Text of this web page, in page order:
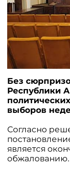
Без
Республики
выборов
Согласно
является
обжалованию.